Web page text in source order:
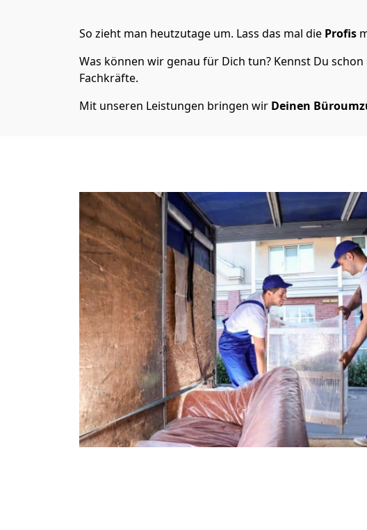
So zieht man heutzutage um. Lass das mal die Profis
Was können wir genau für Dich tun? Kennst Du
Fachkräfte.
Mit unseren Leistungen bringen wir Deinen